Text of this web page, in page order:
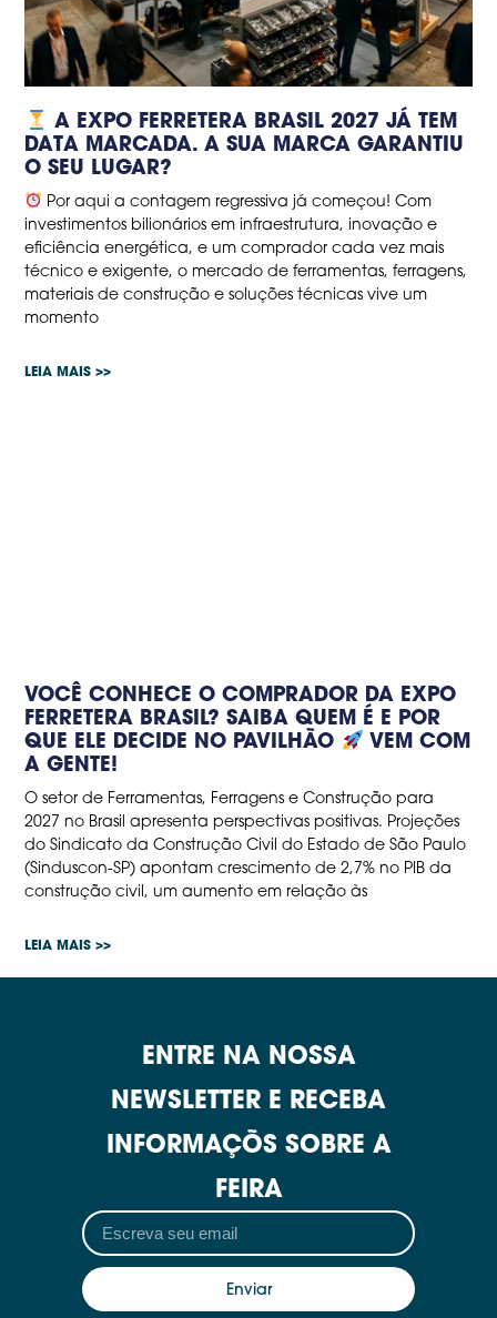
A EXPO FERRETERA BRASIL 2027 JÁ TEM
DATA MARCADA. A SUA MARCA GARANTIU
O SEU LUGAR?
Por aqui a contagem regressiva já começou! Com
investimentos bilionários em infraestrutura, inovação e
eficiência energética, e um comprador cada vez mais
técnico e exigente, o mercado de ferramentas, ferragens,
materiais de construção e soluções técnicas vive um
momento
LEIA MAIS >>
VOCÊ CONHECE O COMPRADOR DA EXPO
FERRETERA BRASIL? SAIBA QUEM É E POR
QUE ELE DECIDE NO PAVILHÃO
VEM COM
A GENTE!
O setor de Ferramentas, Ferragens e Construção para
2027 no Brasil apresenta perspectivas positivas. Projeções
do Sindicato da Construção Civil do Estado de São Paulo
(Sinduscon-SP) apontam crescimento de 2,7% no PIB da
construção civil, um aumento em relação às
LEIA MAIS >>
ENTRE NA NOSSA
NEWSLETTER E RECEBA
INFORMAÇÕS SOBRE A
FEIRA
Enviar